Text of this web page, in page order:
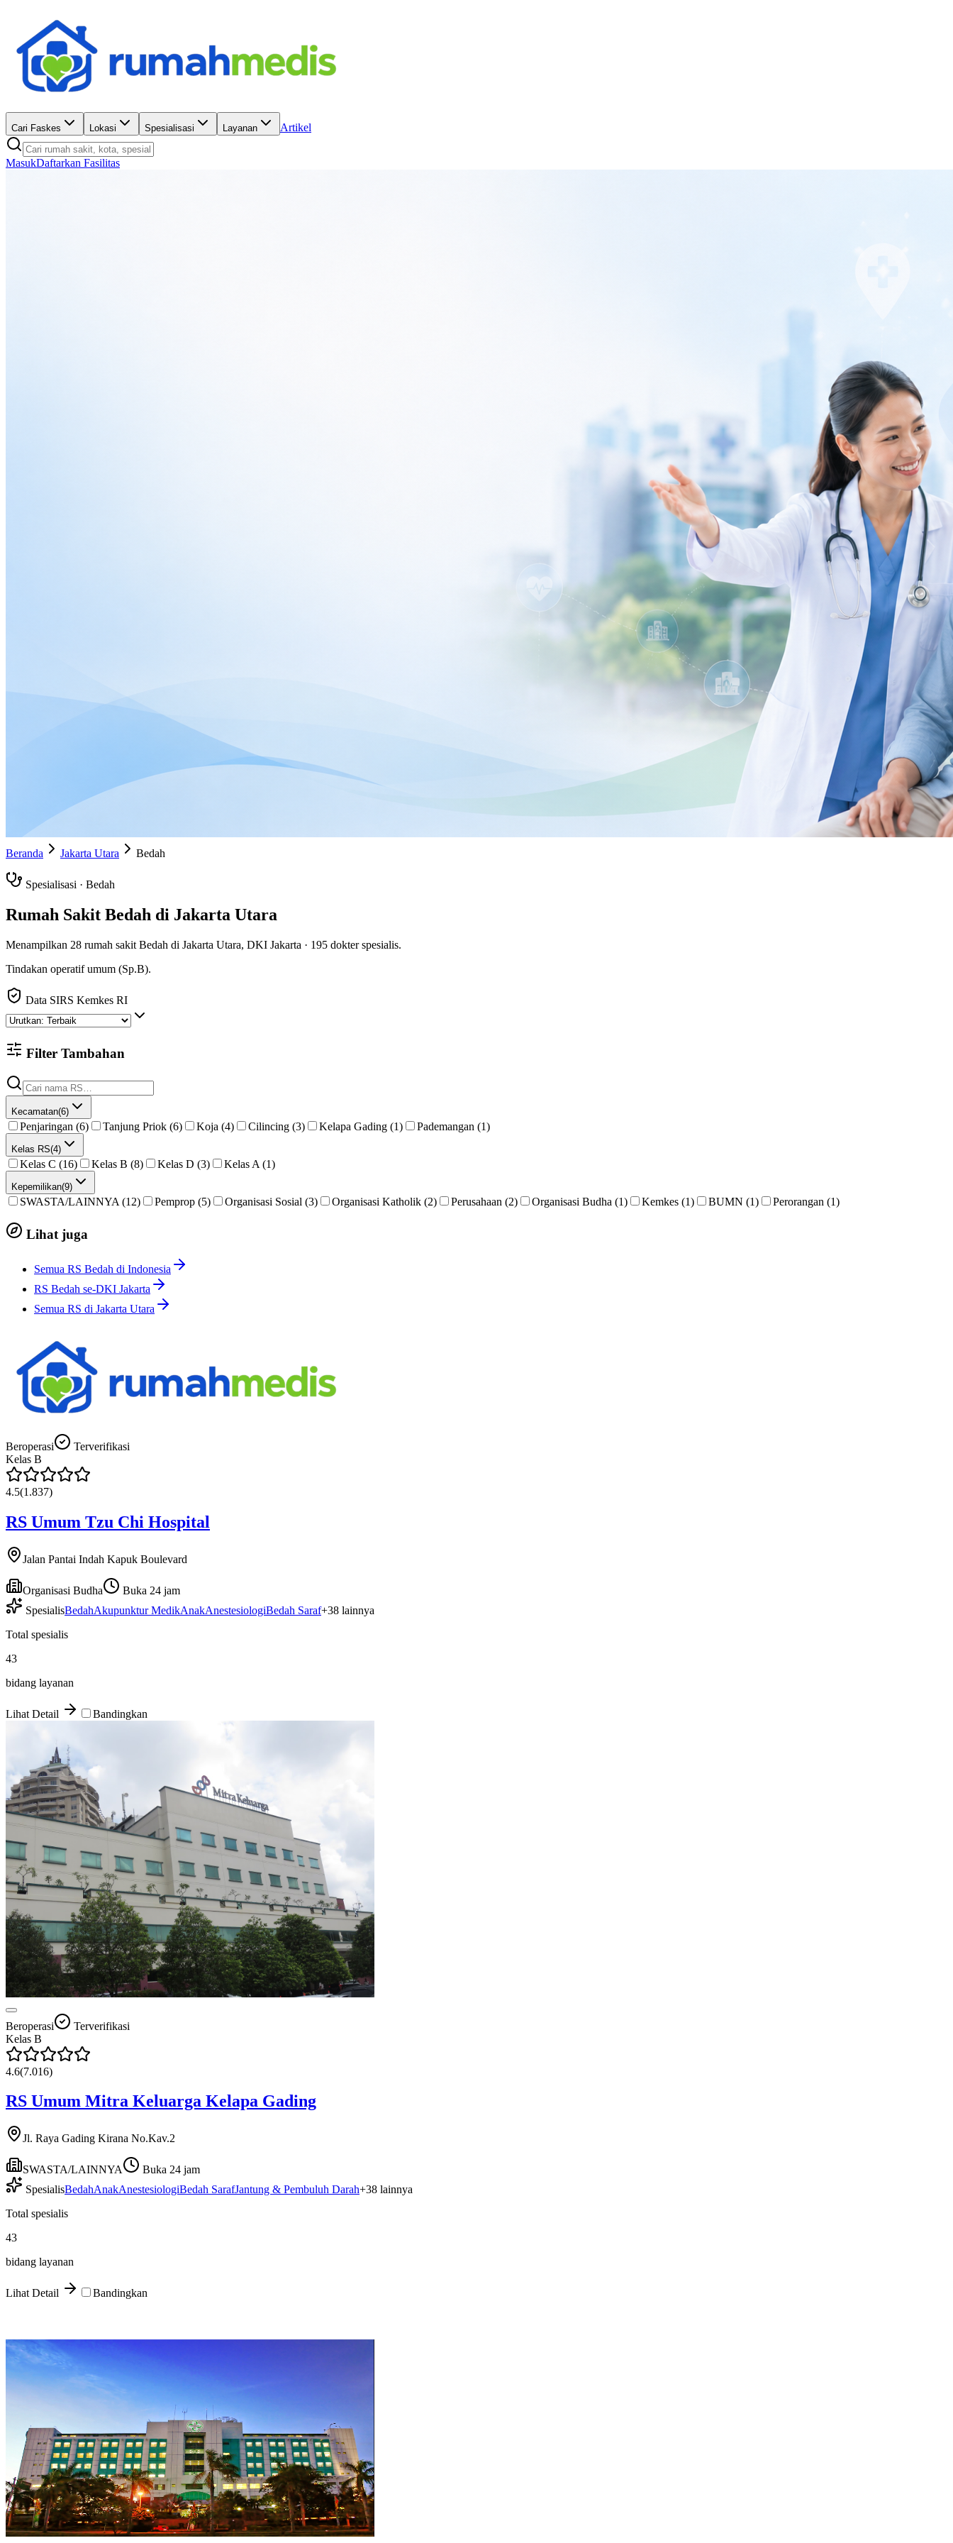
Cari Faskes Lokasi Spesialisasi Layanan Artikel
MasukDaftarkan Fasilitas
Beranda Jakarta Utara Bedah
Spesialisasi · Bedah
Rumah Sakit Bedah di Jakarta Utara
Menampilkan 28 rumah sakit Bedah di Jakarta Utara, DKI Jakarta · 195 dokter spesialis.
Tindakan operatif umum (Sp.B).
Data SIRS Kemkes RI
Filter Tambahan
Kecamatan(6)
Penjaringan (6) Tanjung Priok (6) Koja (4) Cilincing (3) Kelapa Gading (1) Pademangan (1)
Kelas RS(4)
Kelas C (16) Kelas B (8) Kelas D (3) Kelas A (1)
Kepemilikan(9)
SWASTA/LAINNYA (12) Pemprop (5) Organisasi Sosial (3) Organisasi Katholik (2) Perusahaan (2) Organisasi Budha (1) Kemkes (1) BUMN (1) Perorangan (1)
Lihat juga
Semua RS Bedah di Indonesia
RS Bedah se-DKI Jakarta
Semua RS di Jakarta Utara
Beroperasi
Terverifikasi
Kelas B
4.5(1.837)
RS Umum Tzu Chi Hospital
Jalan Pantai Indah Kapuk Boulevard
Organisasi Budha
Buka 24 jam
SpesialisBedahAkupunktur MedikAnakAnestesiologiBedah Saraf+38 lainnya
Total spesialis
43
bidang layanan
Lihat Detail Bandingkan
Beroperasi
Terverifikasi
Kelas B
4.6(7.016)
RS Umum Mitra Keluarga Kelapa Gading
Jl. Raya Gading Kirana No.Kav.2
SWASTA/LAINNYA
Buka 24 jam
SpesialisBedahAnakAnestesiologiBedah SarafJantung & Pembuluh Darah+38 lainnya
Total spesialis
43
bidang layanan
Lihat Detail Bandingkan